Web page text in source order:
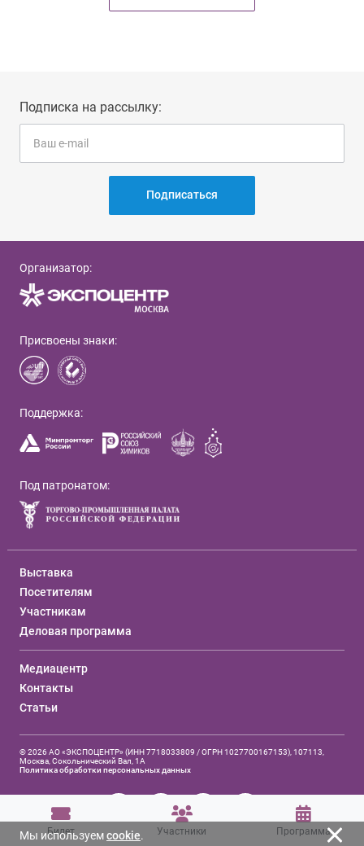
Подписка на рассылку:
Подписаться
Организатор:
Присвоены знаки:
Поддержка:
Под патронатом:
Выставка
Посетителям
Участникам
Деловая программа
Медиацентр
Контакты
Статьи
© 2026 АО «ЭКСПОЦЕНТР» (ИНН 7718033809 / ОГРН 1027700167153), 107113,
Москва, Сокольнический Вал, 1А
Политика обработки персональных данных
Билет Участники Программа
Мы используемcookie.